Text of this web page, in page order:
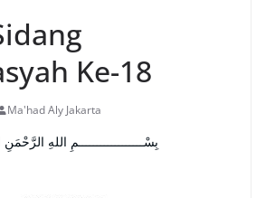
Ke-18
Ma'had Aly Jakarta
بِسْــــــــــــــــــمِ اللهِ